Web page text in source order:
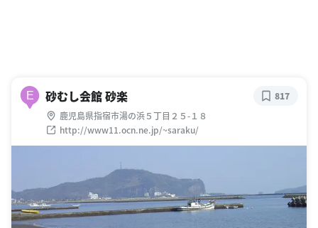
E 砂むし会館 砂楽
鹿児島県指宿市湯の浜５丁目２５-１８
http://www11.ocn.ne.jp/~saraku/
817